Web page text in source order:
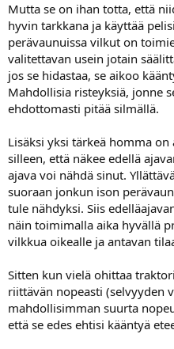
Mutta se on ihan totta, että
hyvin tarkkana ja käyttää
perävaunuissa vilkut on
valitettavan usein jotain
jos se hidastaa, se aikoo
Mahdollisia risteyksiä, jonne
ehdottomasti pitää silmällä.
Lisäksi yksi tärkeä homma
silleen, että näkee edellä
ajava voi nähdä sinut.
suoraan jonkun ison
tule nähdyksi. Siis
näin toimimalla aika hyvällä
vilkkua oikealle ja antavan
Sitten kun vielä ohittaa
riittävän nopeasti (selvyyden
mahdollisimman suurta
että se edes ehtisi kääntyä